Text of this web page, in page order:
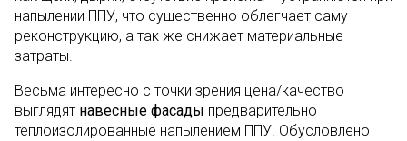
напылении ППУ, что существенно облегчает саму
реконструкцию, а так же снижает материальные
затраты.
Весьма интересно с точки зрения цена/качество
выглядят навесные фасады предварительно
теплоизолированные напылением ППУ. Обусловлено